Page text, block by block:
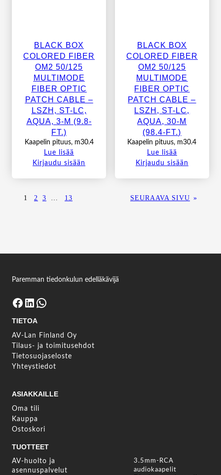
BLACK BOX
COLORED FIBER
OM2 50/125
MULTIMODE
FIBER OPTIC
PATCH CABLE –
LSZH, ST-LC,
AQUA, 3-M (9.8-
FT.)
Kaapelin pituus, m30.4
Lue lisää
Kirjaudu sisään
BLACK BOX
COLORED FIBER
OM2 50/125
MULTIMODE
FIBER OPTIC
PATCH CABLE –
LSZH, ST-LC,
AQUA, 30-M
(98.4-FT.)
Kaapelin pituus, m30.4
Lue lisää
Kirjaudu sisään
1 2 3 13 SEURAAVA SIVU »
Paremman tiedonkulun edelläkävijä
Facebook LinkedIn WhatsApp
TIETOA
AV-Lan Finland Oy
Tilaus- ja toimitusehdot
Tietosuojaseloste
Yhteystiedot
ASIAKKAILLE
Oma tili
Kauppa
Ostoskori
TUOTTEET
AV-huolto ja
asennuspalvelut
3.5mm-RCA
audiokaapelit